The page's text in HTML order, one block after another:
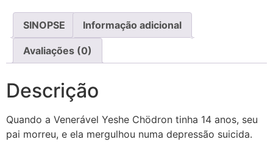
SINOPSE Informação adicional
Avaliações (0)
Descrição
Quando a Venerável Yeshe Chödron tinha 14 anos, seu
pai morreu, e ela mergulhou numa depressão suicida.